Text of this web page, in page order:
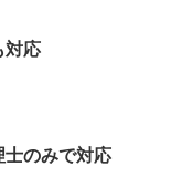
対応
士のみで対応